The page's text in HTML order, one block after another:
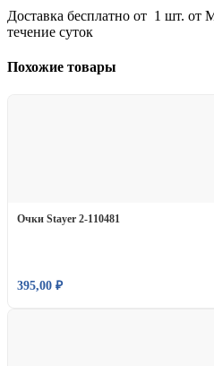
Доставка бесплатно от 1 шт. от
течение суток
Похожие товары
Очки Stayer 2-110481
395,00 ₽